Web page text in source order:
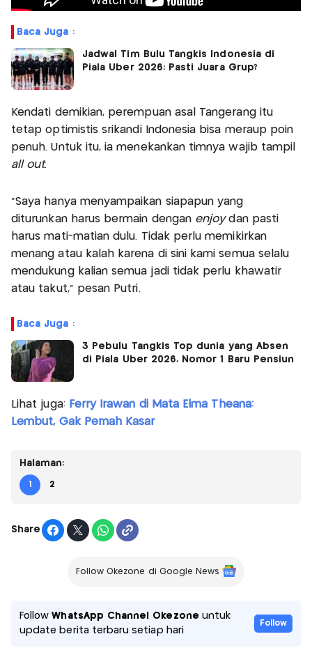
Baca Juga :
Jadwal Tim Bulu Tangkis Indonesia di
Piala Uber 2026: Pasti Juara Grup?
Kendati demikian, perempuan asal Tangerang itu
tetap optimistis srikandi Indonesia bisa meraup poin
penuh. Untuk itu, ia menekankan timnya wajib tampil
all out.
"Saya hanya menyampaikan siapapun yang
diturunkan harus bermain dengan enjoydan pasti
harus mati-matian dulu. Tidak perlu memikirkan
menang atau kalah karena di sini kami semua selalu
mendukung kalian semua jadi tidak perlu khawatir
atau takut," pesan Putri.
Baca Juga :
3 Pebulu Tangkis Top dunia yang Absen
di Piala Uber 2026, Nomor 1 Baru Pensiun
Lihat juga: Ferry Irawan di Mata Elma Theana:
Lembut, Gak Pernah Kasar
Halaman:
1 2
Share
Follow Okezone di Google News
FollowWhatsApp Channel Okezone untuk
update berita terbaru setiap hari
Follow